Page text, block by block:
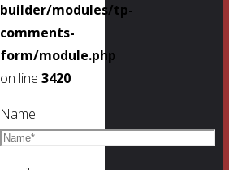
builder/modules/tp-
comments-
form/module.php
on line 3420
Name